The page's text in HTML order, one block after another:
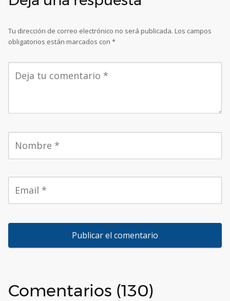
Tu dirección de correo electrónico no será publicada. Los campos
obligatorios están marcados con *
Comentarios (130)